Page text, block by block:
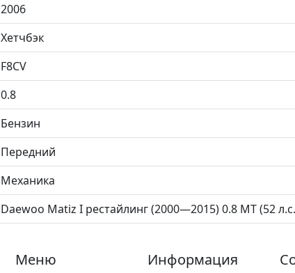
2006
Хетчбэк
F8CV
0.8
Бензин
Передний
Механика
Daewoo Matiz I рестайлинг (2000—2015) 0.8 MT (52
Меню Информация